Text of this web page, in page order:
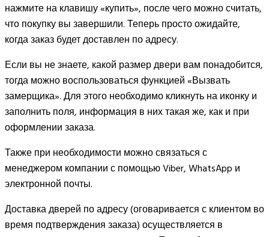
нажмите на клавишу «купить», после чего можно считать,
что покупку вы завершили. Теперь просто ожидайте,
когда заказ будет доставлен по адресу.
Если вы не знаете, какой размер двери вам понадобится,
тогда можно воспользоваться функцией «Вызвать
замерщика». Для этого необходимо кликнуть на иконку и
заполнить поля, информация в них такая же, как и при
оформлении заказа.
Также при необходимости можно связаться с
менеджером компании с помощью Viber, WhatsApp и
электронной почты.
Доставка дверей по адресу (оговаривается с клиентом во
время подтверждения заказа) осуществляется в